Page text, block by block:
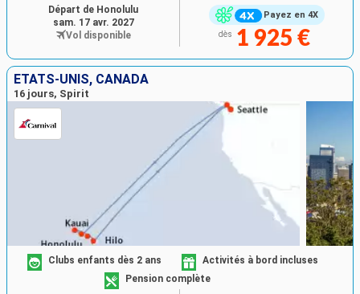
Payez en 4X
dès 1 925 €
Départ de Honolulu
sam. 17 avr. 2027
Vol disponible
ÉTATS-UNIS, CANADA
16 jours, Spirit
Clubs enfants dès 2 ans
Activités à bord incluses
Pension complète